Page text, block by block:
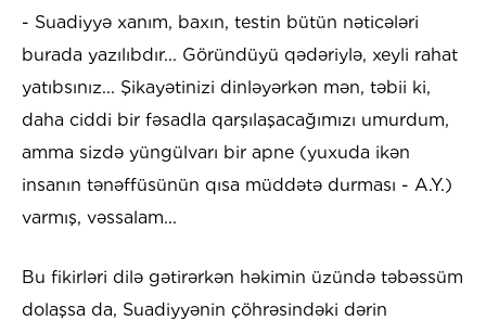
- Suadiyyə xanım, baxın, testin bütün nəticələri
burada yazılıbdır... Göründüyü qədəriylə, xeyli rahat
yatıbsınız... Şikayətinizi dinləyərkən mən, təbii ki,
daha ciddi bir fəsadla qarşılaşacağımızı umurdum,
amma sizdə yüngülvarı bir apne (yuxuda ikən
insanın tənəffüsünün qısa müddətə durması - A.Y.)
varmış, vəssalam...
Bu fikirləri dilə gətirərkən həkimin üzündə təbəssüm
dolaşsa da, Suadiyyənin çöhrəsindəki dərin